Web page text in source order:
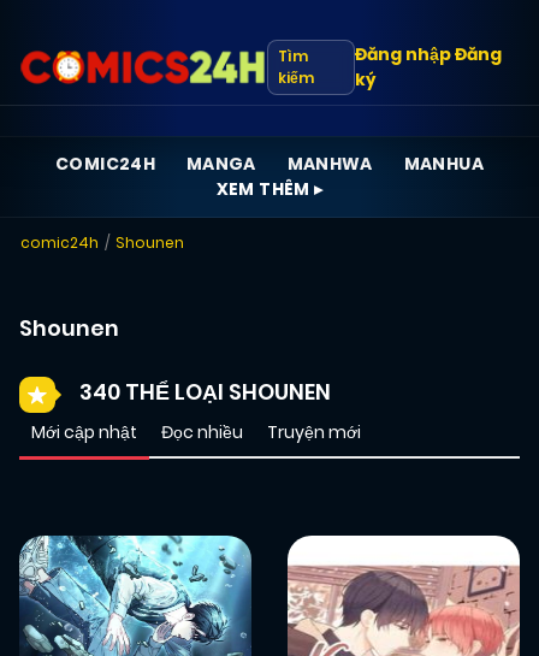
Tìm
kiếm
Đăng nhậpĐăng
ký
COMIC24H MANGA MANHWA
MANHUA
XEM THÊM ▸
comic24h Shounen
Shounen
340 THỂ LOẠI SHOUNEN
Mới cập nhật Đọc nhiều Truyện mới